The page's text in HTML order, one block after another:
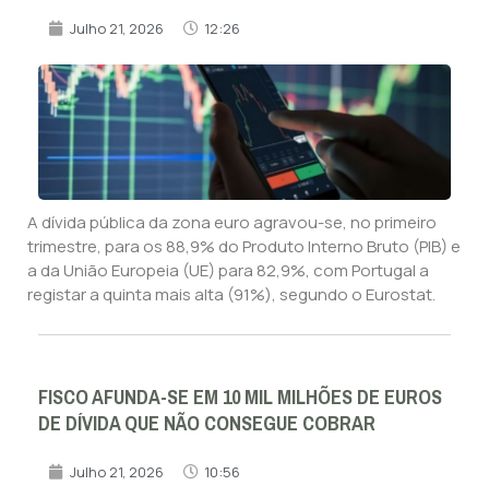
Julho 21, 2026 12:26
A dívida pública da zona euro agravou-se, no primeiro
trimestre, para os 88,9% do Produto Interno Bruto (PIB) e
a da União Europeia (UE) para 82,9%, com Portugal a
registar a quinta mais alta (91%), segundo o Eurostat.
FISCO AFUNDA-SE EM 10 MIL MILHÕES DE EUROS
DE DÍVIDA QUE NÃO CONSEGUE COBRAR
Julho 21, 2026 10:56